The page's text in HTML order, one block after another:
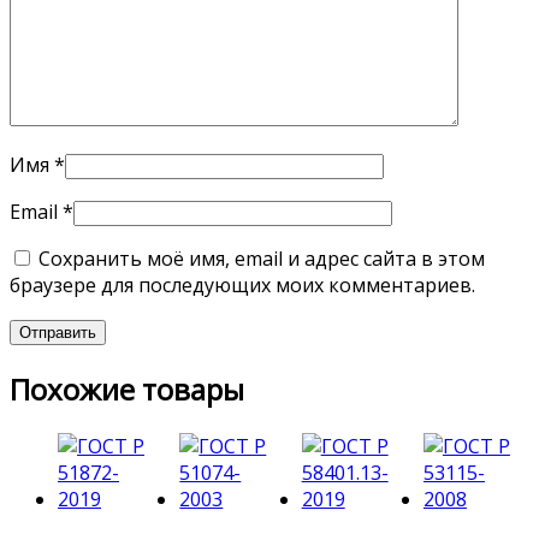
Имя *
Email *
Сохранить моё имя, email и адрес сайта в этом
браузере для последующих моих комментариев.
Похожие товары